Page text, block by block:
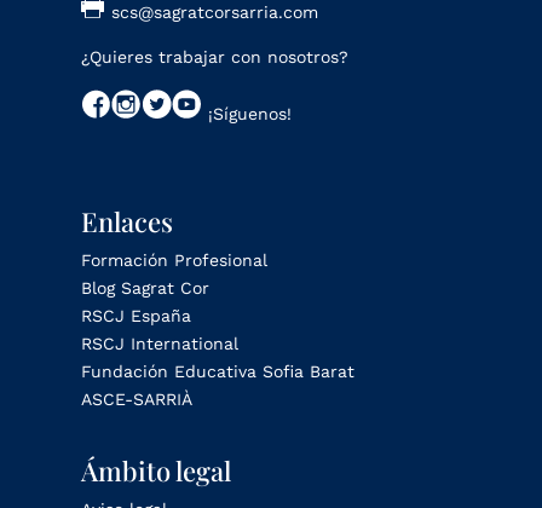
scs@sagratcorsarria.com
¿Quieres trabajar con nosotros?
¡Síguenos!
Enlaces
Formación Profesional
Blog Sagrat Cor
RSCJ España
RSCJ International
Fundación Educativa Sofia Barat
ASCE-SARRIÀ
Ámbito legal